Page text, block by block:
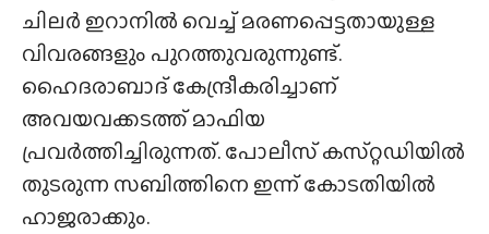
ചിലർ ഇറാനിൽ വെച്ച് മരണപ്പെട്ടതായുള്ള
വിവരങ്ങളും പുറത്തുവരുന്നുണ്ട്.
ഹൈദരാബാദ് കേന്ദ്രീകരിച്ചാണ്
അവയവക്കടത്ത് മാഫിയ
പ്രവർത്തിച്ചിരുന്നത്. പോലീസ് കസ്‌റ്റഡിയിൽ
തുടരുന്ന സബിത്തിനെ ഇന്ന് കോടതിയിൽ
ഹാജരാക്കും.